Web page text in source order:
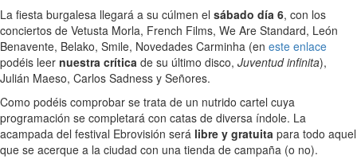
La fiesta burgalesa llegará a su cúlmen el sábado día 6, con los
conciertos de Vetusta Morla, French Films, We Are Standard, León
Benavente, Belako, Smile, Novedades Carminha (en este enlace
podéis leer nuestra crítica de su último disco, Juventud infinita),
Julián Maeso, Carlos Sadness y Señores.
Como podéis comprobar se trata de un nutrido cartel cuya
programación se completará con catas de diversa índole. La
acampada del festival Ebrovisión será libre y gratuita para todo aquel
que se acerque a la ciudad con una tienda de campaña (o no).